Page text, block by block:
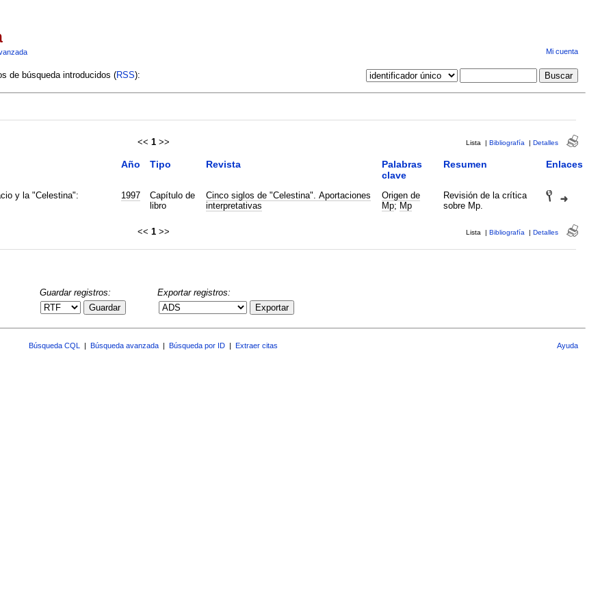
Mi cuenta
de búsqueda introducidos (RSS):
<< 1 >> Lista | Bibliografía | Detalles
Año Tipo Revista
Palabras
clave
Resumen Enlaces
y la "Celestina":
1997
Capítulo de
libro
Cinco siglos de "Celestina". Aportaciones
interpretativas
Origen de
Mp; Mp
Revisión de la crítica
sobre Mp.
<< 1 >> Lista | Bibliografía | Detalles
Guardar registros:
Guardar
Exportar registros:
Exportar
Búsqueda CQL Búsqueda avanzada Búsqueda por ID Extraer citas Ayuda